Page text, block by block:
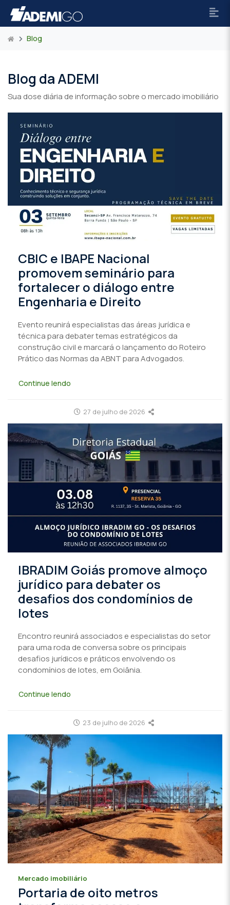
Blog
Blog da ADEMI
Sua dose diária de informação sobre o mercado imobiliário
CBIC e IBAPE Nacional
promovem seminário para
fortalecer o diálogo entre
Engenharia e Direito
Evento reunirá especialistas das áreas jurídica e
técnica para debater temas estratégicos da
construção civil e marcará o lançamento do Roteiro
Prático das Normas da ABNT para Advogados.
Continue lendo
27 de julho de 2026
IBRADIM Goiás promove almoço
jurídico para debater os
desafios dos condomínios de
lotes
Encontro reunirá associados e especialistas do setor
para uma roda de conversa sobre os principais
desafios jurídicos e práticos envolvendo os
condomínios de lotes, em Goiânia.
Continue lendo
23 de julho de 2026
Mercado imobiliário
Portaria de oito metros